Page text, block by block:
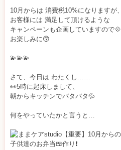
ま
ケ
studio
10月からは 消費税10%になりますが、
お客様には 満足して頂けるような
キャンペーンも企画していますので💠
お楽しみに😙
💫💫💫
さて、今日は わたくし……
👀5時に起床しまして、
朝からキッチンでバタバタ💦
何をやっていたかと言うと…
子供達のお弁当🍱作り❗